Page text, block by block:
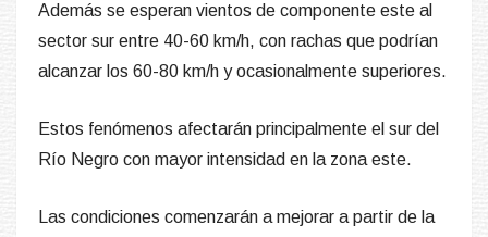
Además se esperan vientos de componente este al
sector sur entre 40-60 km/h, con rachas que podrían
alcanzar los 60-80 km/h y ocasionalmente superiores.
Estos fenómenos afectarán principalmente el sur del
Río Negro con mayor intensidad en la zona este.
Las condiciones comenzarán a mejorar a partir de la